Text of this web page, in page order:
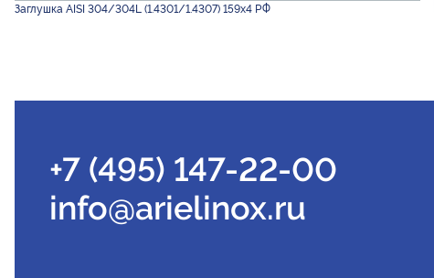
Заглушка AISI 304/304L (1.4301/1.4307) 159х4 РФ
+7 (495) 147-22-00
info@arielinox.ru